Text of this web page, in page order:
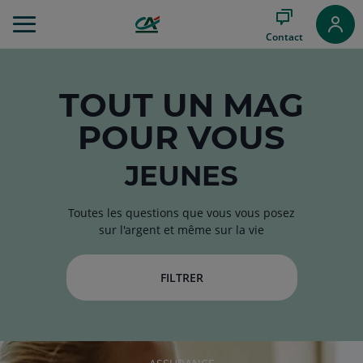
au
Contact
TOUT UN MAG
POUR VOUS
JEUNES
Toutes les questions que vous vous posez
sur l'argent et même sur la vie
FILTRER